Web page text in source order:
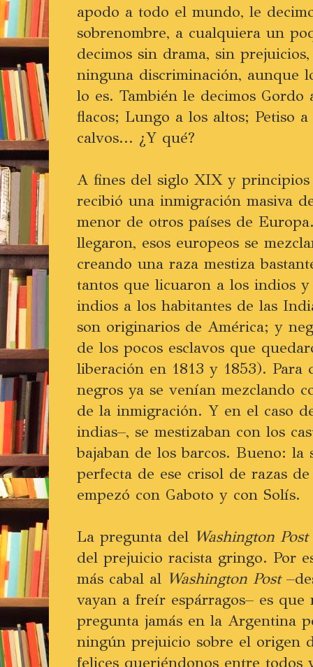
apodo a todo el mundo, le
sobrenombre, a cualquiera un
decimos sin drama, sin
ninguna discriminación, aunque
lo es. También le decimos
flacos; Lungo a los altos; Petiso
calvos... ¿Y qué?
A fines del siglo XIX y
recibió una inmigración masiva
menor de otros países de
llegaron, esos europeos se
creando una raza mestiza
tantos que licuaron a los indios
indios a los habitantes de las
son originarios de América; y
de los pocos esclavos que
liberación en 1813 y 1853). Para
negros ya se venían mezclando
de la inmigración. Y en el caso
indias–, se mestizaban con los
bajaban de los barcos. Bueno: la
perfecta de ese crisol de razas
empezó con Gaboto y con Solís.
La pregunta del Washington Post
del prejuicio racista gringo. Por
más cabal al Washington Post
vayan a freír espárragos– es que
pregunta jamás en la Argentina
ningún prejuicio sobre el origen
felices queriéndonos entre todos